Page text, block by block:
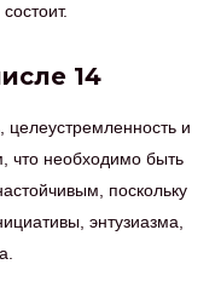
14
целеустремленность и
что необходимо быть
поскольку
энтузиазма,